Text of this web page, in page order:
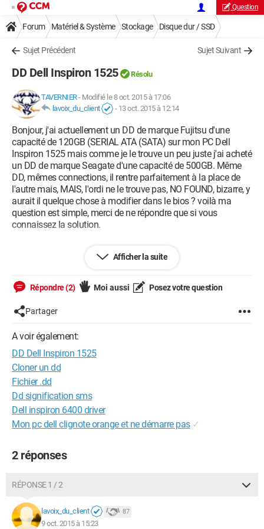
Question
Forum Matériel & Système Stockage Disque dur / SSD
Sujet Précédent Sujet Suivant
DD Dell Inspiron 1525 Résolu
TAVERNIER- Modifié le 8 oct. 2015 à 17:06
lavoix_du_client
- 13 oct. 2015 à 12:14
Bonjour, j'ai actuellement un DD de marque Fujitsu d'une
capacité de 120GB (SERIAL ATA (SATA) sur mon PC Dell
Inspiron 1525 mais comme je le trouve un peu juste j'ai acheté
un DD de marque Seagate d'une capacité de 500GB. Même
DD, mêmes connections, il rentre parfaitement à la place de
l'autre mais, MAIS, l'ordi ne le trouve pas, NO FOUND, bizarre, y
aurait il quelque chose à modifier dans le bios ? voilà ma
question est simple, merci de ne répondre que si vous
connaissez la solution.
Afficher la suite
Répondre (2) Moi aussi Posez votre question
Partager
A voir également:
DD Dell Inspiron 1525
Cloner un dd
Fichier .dd
Dd signification sms
Dell inspiron 6400 driver
Mon pc dell clignote orange et ne démarre pas ✓
2 réponses
RÉPONSE 1 / 2
lavoix_du_client 87
9 oct. 2015 à 15:23